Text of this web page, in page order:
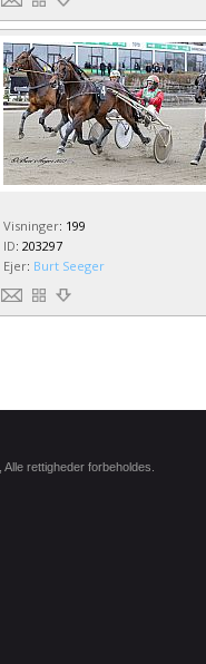
Visninger: 199
ID: 203297
Ejer: Burt Seeger
, Alle rettigheder forbeholdes.